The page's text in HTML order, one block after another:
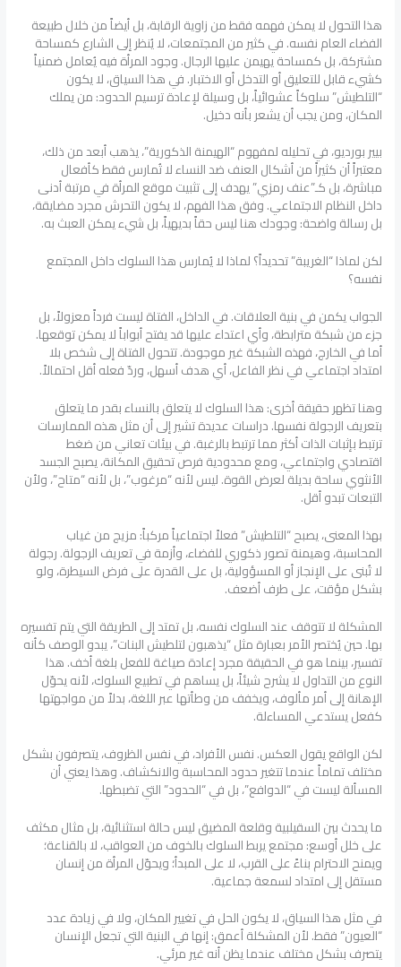
هذا التحول لا يمكن فهمه فقط من زاوية الرقابة، بل أيضاً من خلال طبيعة
الفضاء العام نفسه. في كثير من المجتمعات، لا يُنظر إلى الشارع كمساحة
مشتركة، بل كمساحة يهيمن عليها الرجال. وجود المرأة فيه يُعامل ضمنياً
كشيء قابل للتعليق أو التدخل أو الاختبار. في هذا السياق، لا يكون
“التلطيش” سلوكاً عشوائياً، بل وسيلة لإعادة ترسيم الحدود: من يملك
المكان، ومن يجب أن يشعر بأنه دخيل.
بيير بورديو، في تحليله لمفهوم “الهيمنة الذكورية”، يذهب أبعد من ذلك،
معتبراً أن كثيراً من أشكال العنف ضد النساء لا تُمارس فقط كأفعال
مباشرة، بل كـ”عنف رمزي” يهدف إلى تثبيت موقع المرأة في مرتبة أدنى
داخل النظام الاجتماعي. وفق هذا الفهم، لا يكون التحرش مجرد مضايقة،
بل رسالة واضحة: وجودك هنا ليس حقاً بديهياً، بل شيء يمكن العبث به.
لكن لماذا “الغريبة” تحديداً؟ لماذا لا يُمارس هذا السلوك داخل المجتمع
نفسه؟
الجواب يكمن في بنية العلاقات. في الداخل، الفتاة ليست فرداً معزولاً، بل
جزء من شبكة مترابطة، وأي اعتداء عليها قد يفتح أبواباً لا يمكن توقعها.
أما في الخارج، فهذه الشبكة غير موجودة. تتحول الفتاة إلى شخص بلا
امتداد اجتماعي في نظر الفاعل، أي هدف أسهل، وردّ فعله أقل احتمالاً.
وهنا تظهر حقيقة أخرى: هذا السلوك لا يتعلق بالنساء بقدر ما يتعلق
بتعريف الرجولة نفسها. دراسات عديدة تشير إلى أن مثل هذه الممارسات
ترتبط بإثبات الذات أكثر مما ترتبط بالرغبة. في بيئات تعاني من ضغط
اقتصادي واجتماعي، ومع محدودية فرص تحقيق المكانة، يصبح الجسد
الأنثوي ساحة بديلة لعرض القوة. ليس لأنه “مرغوب”، بل لأنه “متاح”، ولأن
التبعات تبدو أقل.
بهذا المعنى، يصبح “التلطيش” فعلاً اجتماعياً مركباً: مزيج من غياب
المحاسبة، وهيمنة تصور ذكوري للفضاء، وأزمة في تعريف الرجولة. رجولة
لا تُبنى على الإنجاز أو المسؤولية، بل على القدرة على فرض السيطرة، ولو
بشكل مؤقت، على طرف أضعف.
المشكلة لا تتوقف عند السلوك نفسه، بل تمتد إلى الطريقة التي يتم تفسيره
بها. حين يُختصر الأمر بعبارة مثل “يذهبون لتلطيش البنات”، يبدو الوصف كأنه
تفسير، بينما هو في الحقيقة مجرد إعادة صياغة للفعل بلغة أخف. هذا
النوع من التداول لا يشرح شيئاً، بل يساهم في تطبيع السلوك، لأنه يحوّل
الإهانة إلى أمر مألوف، ويخفف من وطأتها عبر اللغة، بدلاً من مواجهتها
كفعل يستدعي المساءلة.
لكن الواقع يقول العكس. نفس الأفراد، في نفس الظروف، يتصرفون بشكل
مختلف تماماً عندما تتغير حدود المحاسبة والانكشاف. وهذا يعني أن
المسألة ليست في “الدوافع”، بل في “الحدود” التي تضبطها.
ما يحدث بين السقيلبية وقلعة المضيق ليس حالة استثنائية، بل مثال مكثف
على خلل أوسع: مجتمع يربط السلوك بالخوف من العواقب، لا بالقناعة؛
ويمنح الاحترام بناءً على القرب، لا على المبدأ؛ ويحوّل المرأة من إنسان
مستقل إلى امتداد لسمعة جماعية.
في مثل هذا السياق، لا يكون الحل في تغيير المكان، ولا في زيادة عدد
“العيون” فقط. لأن المشكلة أعمق: إنها في البنية التي تجعل الإنسان
يتصرف بشكل مختلف عندما يظن أنه غير مرئي.